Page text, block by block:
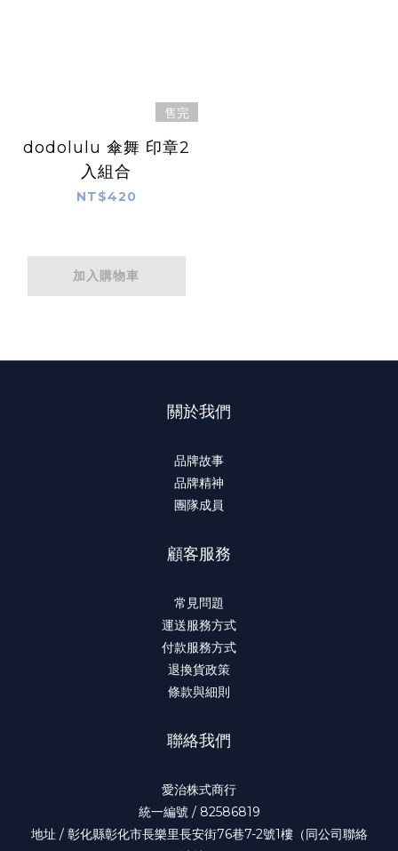
售完
dodolulu 傘舞 印章2
入組合
NT$420
加入購物車
關於我們
品牌故事
品牌精神
團隊成員
顧客服務
常見問題
運送服務方式
付款服務方式
退換貨政策
條款與細則
聯絡我們
愛治株式商行
統一編號 / 82586819
地址 / 彰化縣彰化市長樂里長安街76巷7-2號1樓（同公司聯絡